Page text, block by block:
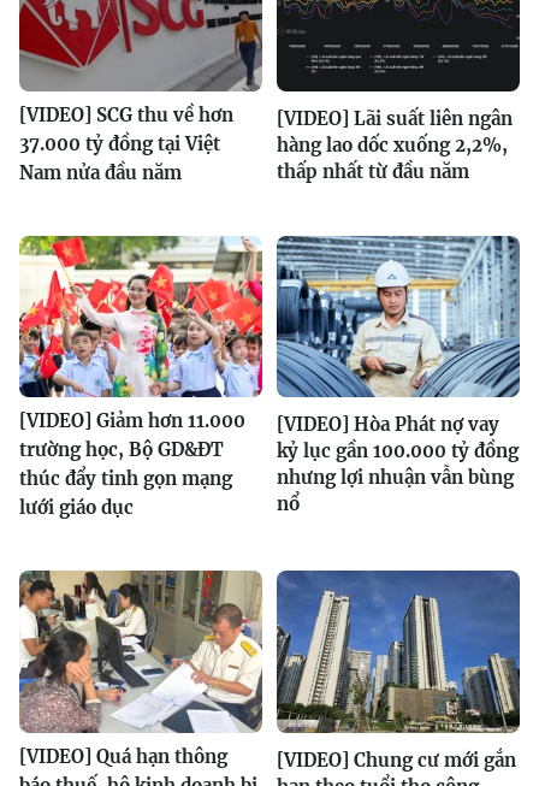
[VIDEO] SCG thu về hơn
37.000 tỷ đồng tại Việt
Nam nửa đầu năm
[VIDEO] Lãi suất liên ngân
hàng lao dốc xuống 2,2%,
thấp nhất từ đầu năm
[VIDEO] Giảm hơn 11.000
trường học, Bộ GD&ĐT
thúc đẩy tinh gọn mạng
lưới giáo dục
[VIDEO] Hòa Phát nợ vay
kỷ lục gần 100.000 tỷ đồng
nhưng lợi nhuận vẫn bùng
nổ
[VIDEO] Quá hạn thông
[VIDEO] Chung cư mới gắn